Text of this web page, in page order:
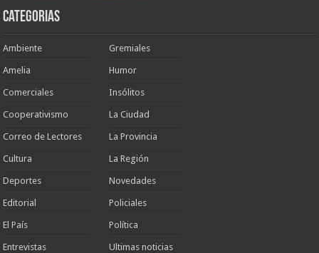
Categorias
Ambiente
Amelia
Comerciales
Cooperativismo
Correo de Lectores
Cultura
Deportes
Editorial
El País
Entrevistas
Gremiales
Humor
Insólitos
La Ciudad
La Provincia
La Región
Novedades
Policiales
Política
Ultimas noticias